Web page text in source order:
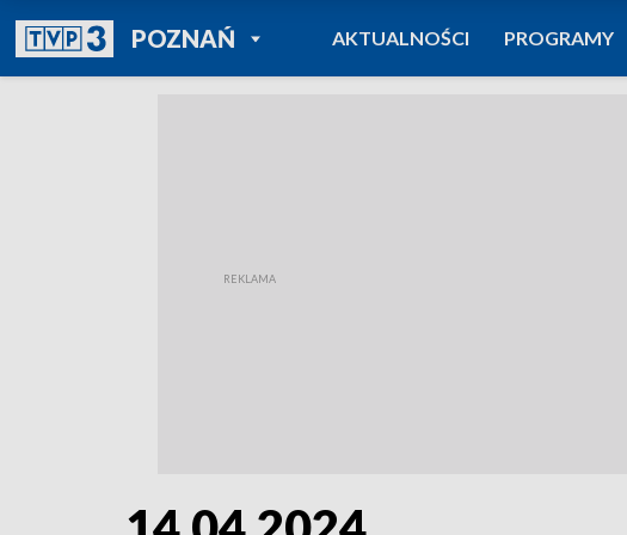
POZNAŃPOWRÓT DO
TVP REGIONY
AKTUALNOŚCI PROGRAMY